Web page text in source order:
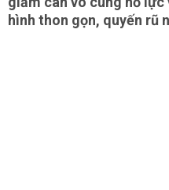
hình thon gọn, quyến rũ